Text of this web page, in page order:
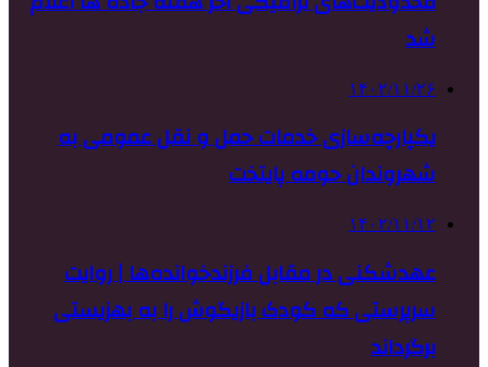
شد
۱۴۰۲/۱۱/۲۶
یکپارچه‌سازی خدمات حمل و نقل عمومی به
شهروندان حومه پایتخت
۱۴۰۲/۱۱/۱۲
عهدشکنی در مقابل فرزندخوانده‌ها | روایت
سرپرستی که کودک بازیگوش را به بهزیستی
برگرداند